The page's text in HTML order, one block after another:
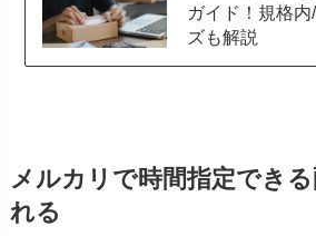
ガイド！規格
ズも解説
メルカリで時間指定でき
れる